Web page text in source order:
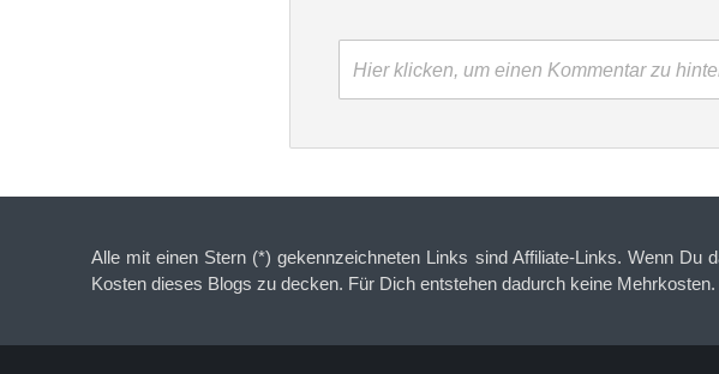
Hier klicken, um einen Kommentar zu
Alle mit einen Stern (*) gekennzeichneten Links sind Affiliate-Links. Wenn
Kosten dieses Blogs zu decken. Für Dich entstehen dadurch keine Mehrkosten.